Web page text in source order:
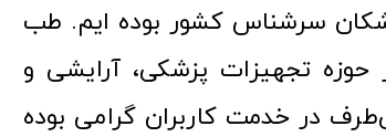
سرشناس کشور بوده ایم. طب
تجهیزات پزشکی، آرایشی و
در خدمت کاربران گرامی بوده